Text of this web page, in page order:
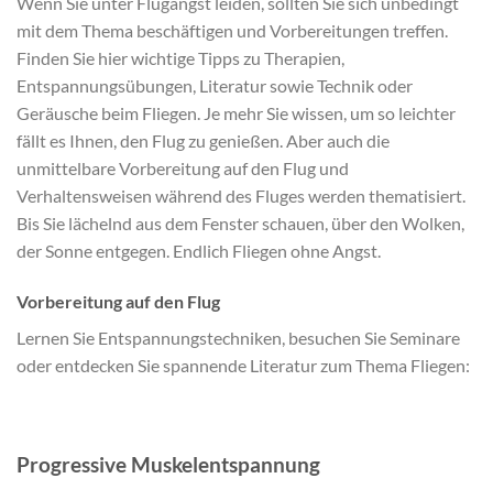
mit dem Thema beschäftigen und Vorbereitungen treffen.
Finden Sie hier wichtige Tipps zu Therapien,
Entspannungsübungen, Literatur sowie Technik oder
Geräusche beim Fliegen. Je mehr Sie wissen, um so leichter
fällt es Ihnen, den Flug zu genießen. Aber auch die
unmittelbare Vorbereitung auf den Flug und
Verhaltensweisen während des Fluges werden thematisiert.
Bis Sie lächelnd aus dem Fenster schauen, über den Wolken,
der Sonne entgegen. Endlich Fliegen ohne Angst.
Vorbereitung auf den Flug
Lernen Sie Entspannungstechniken, besuchen Sie Seminare
oder entdecken Sie spannende Literatur zum Thema Fliegen:
Progressive Muskelentspannung